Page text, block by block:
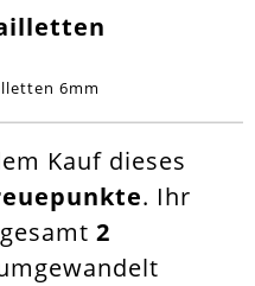
6mm
Kauf dieses
. Ihr
2